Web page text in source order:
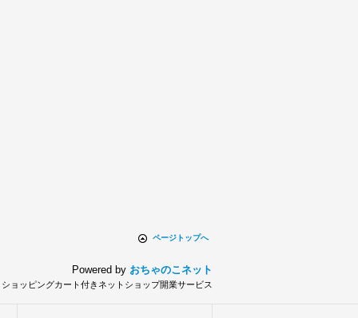
ページトップへ
Powered by おちゃのこネット
ョッピングカート付きネットショップ開業サービス